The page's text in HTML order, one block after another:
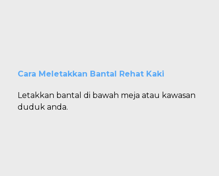
Cara Meletakkan Bantal Rehat Kaki
Letakkan bantal di bawah meja atau kawasan
duduk anda.